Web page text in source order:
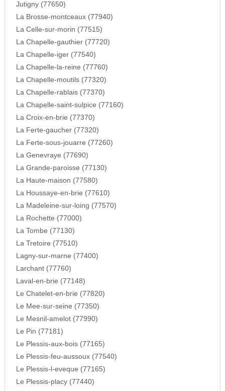
Jutigny (77650)
La Brosse-montceaux (77940)
La Celle-sur-morin (77515)
La Chapelle-gauthier (77720)
La Chapelle-iger (77540)
La Chapelle-la-reine (77760)
La Chapelle-moutils (77320)
La Chapelle-rablais (77370)
La Chapelle-saint-sulpice (77160)
La Croix-en-brie (77370)
La Ferte-gaucher (77320)
La Ferte-sous-jouarre (77260)
La Genevraye (77690)
La Grande-paroisse (77130)
La Haute-maison (77580)
La Houssaye-en-brie (77610)
La Madeleine-sur-loing (77570)
La Rochette (77000)
La Tombe (77130)
La Tretoire (77510)
Lagny-sur-marne (77400)
Larchant (77760)
Laval-en-brie (77148)
Le Chatelet-en-brie (77820)
Le Mee-sur-seine (77350)
Le Mesnil-amelot (77990)
Le Pin (77181)
Le Plessis-aux-bois (77165)
Le Plessis-feu-aussoux (77540)
Le Plessis-l-eveque (77165)
Le Plessis-placy (77440)